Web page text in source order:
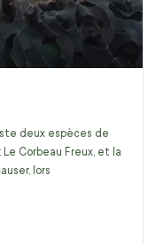
deux espèces de
Corbeau Freux, et la
lors